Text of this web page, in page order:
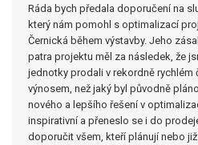
Ráda bych předala doporučení na
který nám pomohl s optimalizací
Černická během výstavby. Jeho
patra projektu měl za následek, že
jednotky prodali v rekordně rychlém
výnosem, než jaký byl původně
nového a lepšího řešení v
inspirativní a přeneslo se i do
doporučit všem, kteří plánují nebo